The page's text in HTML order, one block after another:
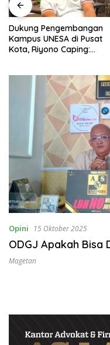
Dukung Pengembangan
Kampus UNESA di Pusat
Kota, Riyono Caping:
Opini 15 Oktober 2025
ODGJ Apakah Bisa
Magetan